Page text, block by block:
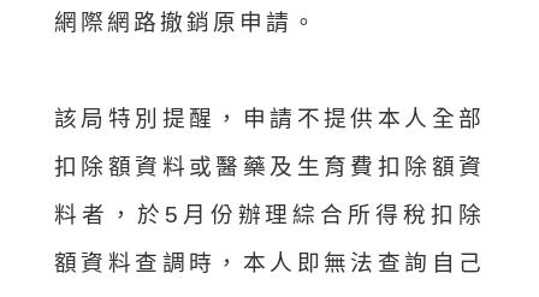
網際網路撤銷原申請。
該局特別提醒，申請不提供本人全部
扣除額資料或醫藥及生育費扣除額資
料者，於5月份辦理綜合所得稅扣除
額資料查調時，本人即無法查詢自己